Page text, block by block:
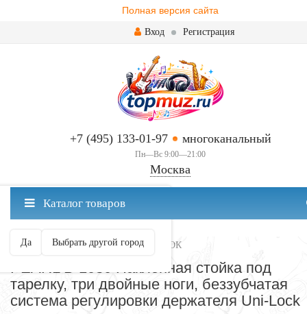
Полная версия сайта
Вход Регистрация
+7 (495) 133-01-97 многоканальный
Пн—Вс 9:00—21:00
Москва
Москва ваш город?
Да Выбрать другой город
Каталог товаров
СТОЙКИ-ЖУРАВЛИ ДЛЯ ТАРЕЛОК
PEARL B-1030 Наклонная стойка под
тарелку, три двойные ноги, беззубчатая
система регулировки держателя Uni-Lock